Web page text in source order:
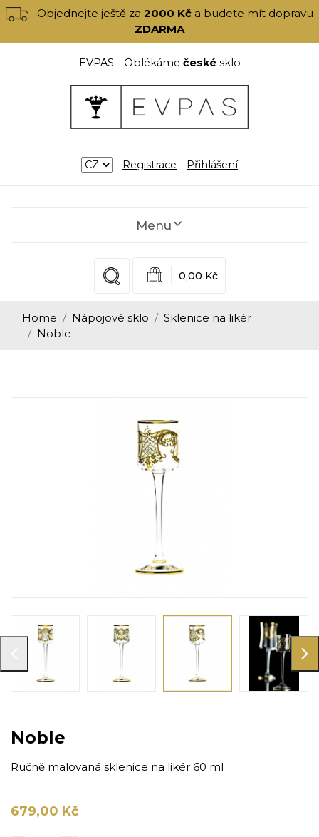
Objednejte ještě za2000 Kč a budete mít dopravu
ZDARMA
EVPAS - Oblékáme českésklo
Registrace Přihlášení
Menu
0,00 Kč
Home Nápojové sklo
Sklenice na likér
Noble
Noble
Ručně malovaná sklenice na likér 60 ml
679,00 Kč